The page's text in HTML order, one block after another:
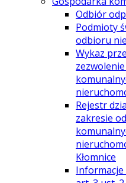
Odbiór
Podmioty
odbioru
Wykaz
Rejestr
zakresie
Kłomnice